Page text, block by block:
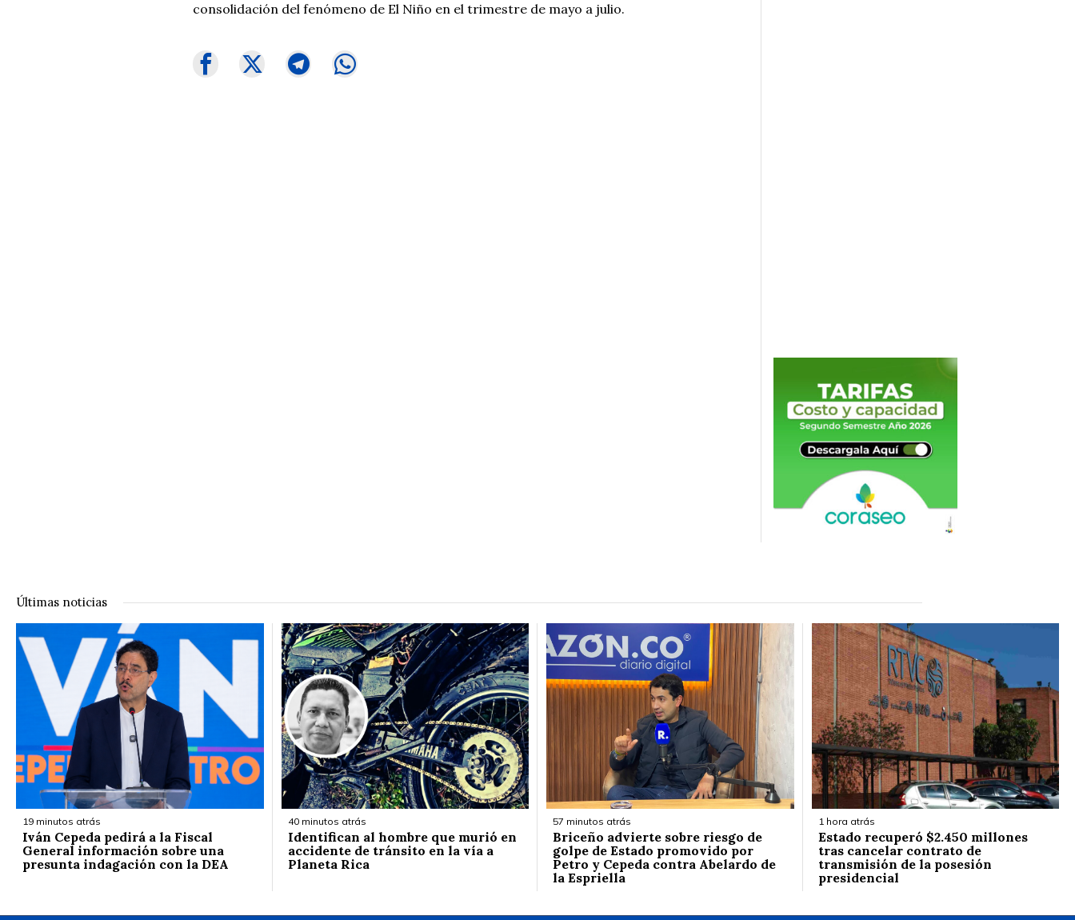
consolidación del fenómeno de El Niño en el trimestre de mayo a julio.
Últimas noticias
19 minutos atrás
Iván Cepeda pedirá a la Fiscal
General información sobre una
presunta indagación con la DEA
40 minutos atrás
Identifican al hombre que murió en
accidente de tránsito en la vía a
Planeta Rica
57 minutos atrás
Briceño advierte sobre riesgo de
golpe de Estado promovido por
Petro y Cepeda contra Abelardo de
la Espriella
1 hora atrás
Estado recuperó $2.450 millones
tras cancelar contrato de
transmisión de la posesión
presidencial